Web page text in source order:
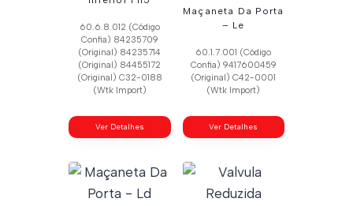
60.6.8.012 (Código
Confia) 84235709
(Original) 84235714
(Original) 84455172
(Original) C32-0188
(Wtk Import)
Ver Detalhes
Maçaneta Da Porta
– Le
60.1.7.001 (Código
Confia) 9417600459
(Original) C42-0001
(Wtk Import)
Ver Detalhes